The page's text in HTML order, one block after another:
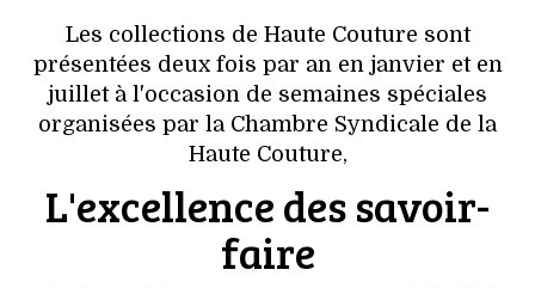
Les collections de Haute Couture sont
présentées deux fois par an en janvier et en
juillet à l'occasion de semaines spéciales
organisées par la Chambre Syndicale de la
Haute Couture,
L'excellence des savoir-
faire